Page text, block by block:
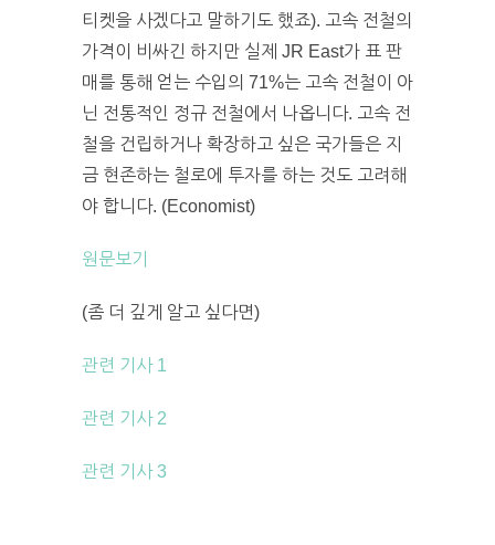
티켓을 사겠다고 말하기도 했죠). 고속 전철의
가격이 비싸긴 하지만 실제 JR East가 표 판
매를 통해 얻는 수입의 71%는 고속 전철이 아
닌 전통적인 정규 전철에서 나옵니다. 고속 전
철을 건립하거나 확장하고 싶은 국가들은 지
금 현존하는 철로에 투자를 하는 것도 고려해
야 합니다. (Economist)
원문보기
(좀 더 깊게 알고 싶다면)
관련 기사 1
관련 기사 2
관련 기사 3